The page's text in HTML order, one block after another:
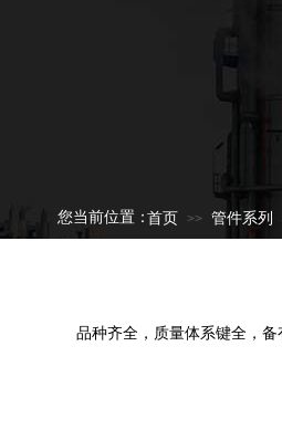
首页 >> 管件系列
您当前位置：
品种齐全，质量体系键全，